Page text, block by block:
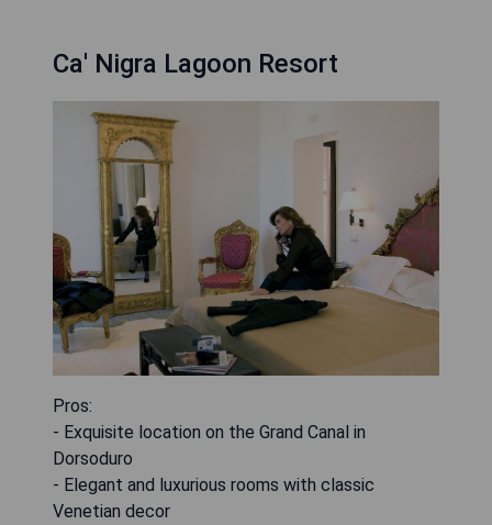
Ca' Nigra Lagoon Resort
Pros:
- Exquisite location on the Grand Canal in
Dorsoduro
- Elegant and luxurious rooms with classic
Venetian decor